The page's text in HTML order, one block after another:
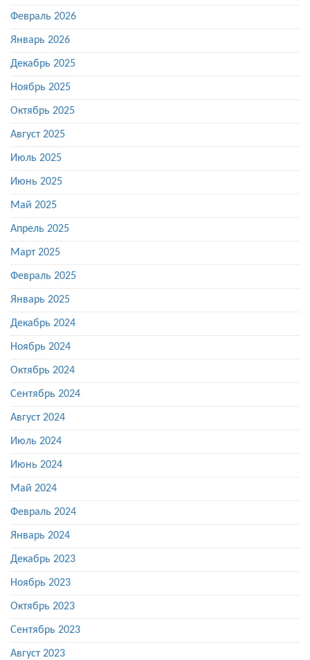
Февраль 2026
Январь 2026
Декабрь 2025
Ноябрь 2025
Октябрь 2025
Август 2025
Июль 2025
Июнь 2025
Май 2025
Апрель 2025
Март 2025
Февраль 2025
Январь 2025
Декабрь 2024
Ноябрь 2024
Октябрь 2024
Сентябрь 2024
Август 2024
Июль 2024
Июнь 2024
Май 2024
Февраль 2024
Январь 2024
Декабрь 2023
Ноябрь 2023
Октябрь 2023
Сентябрь 2023
Август 2023